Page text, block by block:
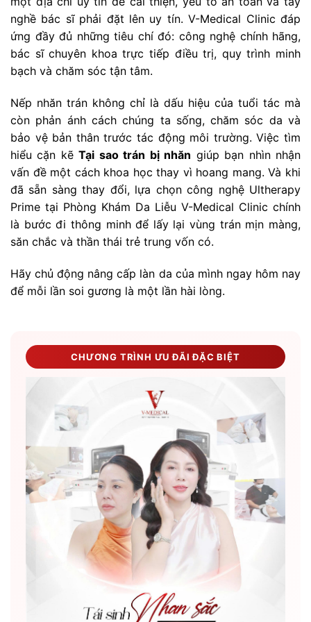
nghề bác sĩ phải đặt lên uy tín. V-Medical Clinic đáp
ứng đầy đủ những tiêu chí đó: công nghệ chính hãng,
bác sĩ chuyên khoa trực tiếp điều trị, quy trình minh
bạch và chăm sóc tận tâm.
Nếp nhăn trán không chỉ là dấu hiệu của tuổi tác mà
còn phản ánh cách chúng ta sống, chăm sóc da và
bảo vệ bản thân trước tác động môi trường. Việc tìm
hiểu cặn kẽTại sao trán bị nhăn giúp bạn nhìn nhận
vấn đề một cách khoa học thay vì hoang mang. Và khi
đã sẵn sàng thay đổi, lựa chọn công nghệ Ultherapy
Prime tại Phòng Khám Da Liễu V-Medical Clinic chính
là bước đi thông minh để lấy lại vùng trán mịn màng,
săn chắc và thần thái trẻ trung vốn có.
Hãy chủ động nâng cấp làn da của mình ngay hôm nay
để mỗi lần soi gương là một lần hài lòng.
CHƯƠNG TRÌNH ƯU ĐÃI ĐẶC BIỆT